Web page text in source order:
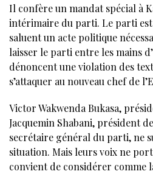
Il confère un mandat spécial à
intérimaire du parti. Le parti
saluent un acte politique
laisser le parti entre les mains
dénoncent une violation des
s’attaquer au nouveau chef de
Victor Wakwenda Bukasa,
Jacquemin Shabani, président
secrétaire général du parti, ne
situation. Mais leurs voix ne
convient de considérer comme